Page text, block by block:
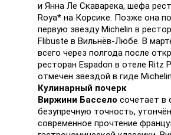
и Янна Ле Скаварека, шефа
Roya* на Корсике. Позже она
первую звезду Michelin в
Flibuste в Вильнёв-Любе. В
всего через полгода после
ресторан Espadon в отеле Ritz
отмечен звездой в гиде
Кулинарный почерк
Виржини Бассело сочетает в
безупречную точность,
современное прочтение